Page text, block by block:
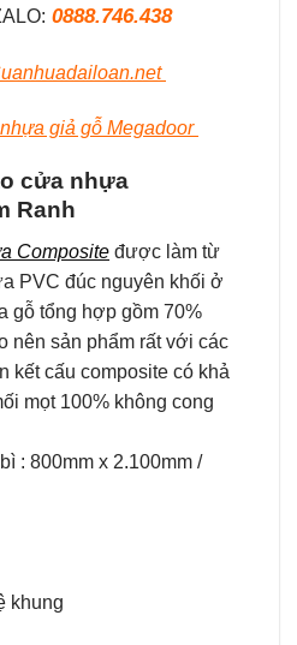
0888.746.438
giả gỗ Megadoor
cửa nhựa
Ranh
Composite được làm từ
PVC đúc nguyên khối ở
gỗ tổng hợp gồm 70%
nên sản phẩm rất với các
kết cấu composite có khả
mọt 100% không cong
: 800mm x 2.100mm /
khung